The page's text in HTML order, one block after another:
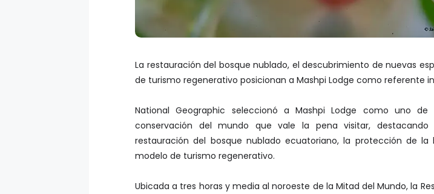
La restauración del bosque nublado, el descubrimiento de nuevas
de turismo regenerativo posicionan a Mashpi Lodge como referente
National Geographic seleccionó a Mashpi Lodge como uno
conservación del mundo que vale la pena visitar,
restauración del bosque nublado ecuatoriano, la protección de la
modelo de turismo regenerativo.
Ubicada a tres horas y media al noroeste de la Mitad del Mundo, la